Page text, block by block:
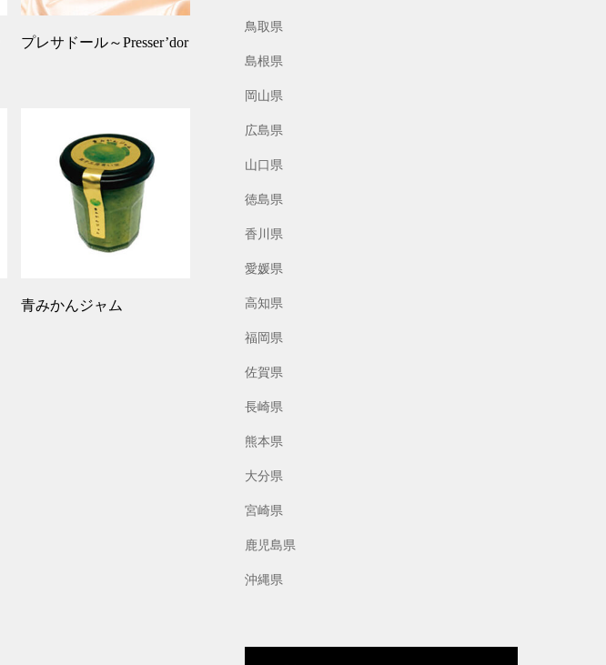
プレサドール～Presser’dor
青みかんジャム
鳥取県
島根県
岡山県
広島県
山口県
徳島県
香川県
愛媛県
高知県
福岡県
佐賀県
長崎県
熊本県
大分県
宮崎県
鹿児島県
沖縄県